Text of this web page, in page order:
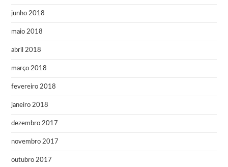
junho 2018
maio 2018
abril 2018
março 2018
fevereiro 2018
janeiro 2018
dezembro 2017
novembro 2017
outubro 2017